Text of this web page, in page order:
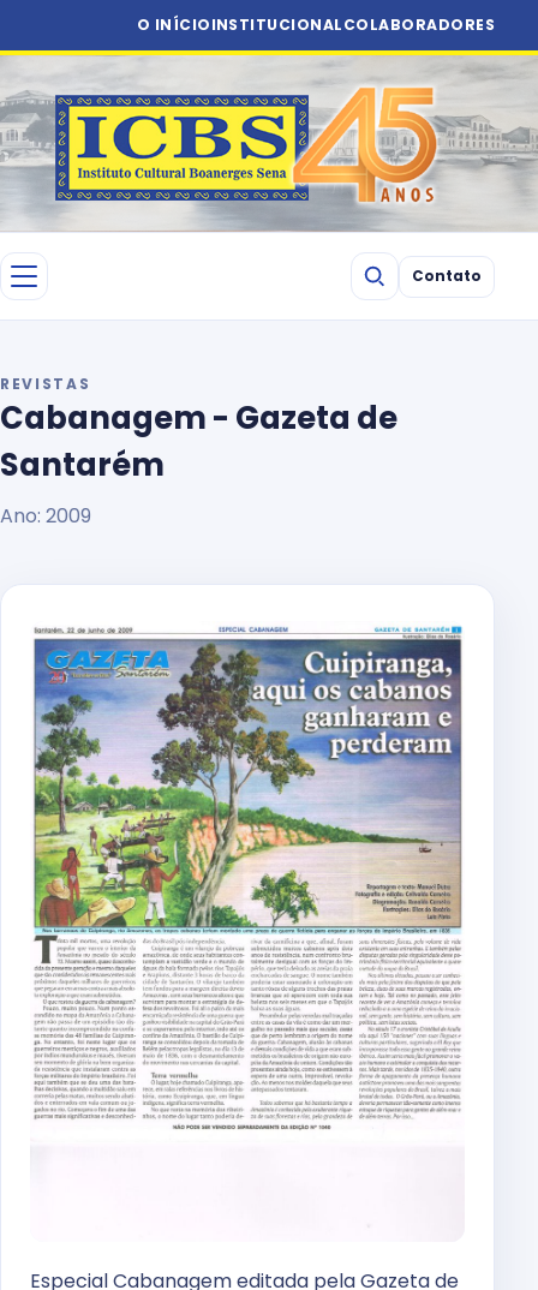
O INÍCIOINSTITUCIONALCOLABORADORES
Contato
REVISTAS
Cabanagem - Gazeta de
Santarém
Ano: 2009
Especial Cabanagem editada pela Gazeta de